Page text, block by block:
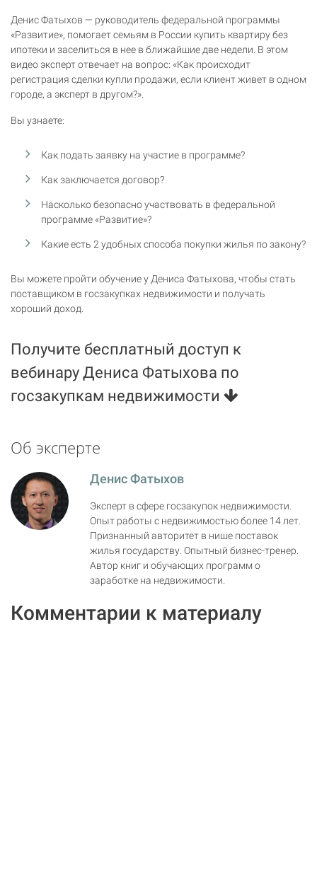
Денис Фатыхов — руководитель федеральной программы
«Развитие», помогает семьям в России купить квартиру без
ипотеки и заселиться в нее в ближайшие две недели. В этом
видео эксперт отвечает на вопрос: «Как происходит
регистрация сделки купли продажи, если клиент живет в одном
городе, а эксперт в другом?».
Вы узнаете:
Как подать заявку на участие в программе?
Как заключается договор?
Насколько безопасно участвовать в федеральной
программе «Развитие»?
Какие есть 2 удобных способа покупки жилья по закону?
Вы можете пройти обучение у Дениса Фатыхова, чтобы стать
поставщиком в госзакупках недвижимости и получать
хороший доход.
Получите бесплатный доступ к
вебинару Дениса Фатыхова по
госзакупкам недвижимости
Об эксперте
Денис Фатыхов
Эксперт в сфере госзакупок недвижимости.
Опыт работы с недвижимостью более 14 лет.
Признанный авторитет в нише поставок
жилья государству. Опытный бизнес-тренер.
Автор книг и обучающих программ о
заработке на недвижимости.
Комментарии к материалу